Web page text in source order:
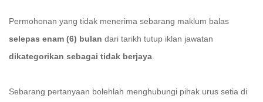
Permohonan yang tidak menerima sebarang maklum balas
selepas enam (6) bulan dari tarikh tutup iklan jawatan
dikategorikan sebagai tidak berjaya
Sebarang pertanyaan bolehlah menghubungi pihak urus setia di